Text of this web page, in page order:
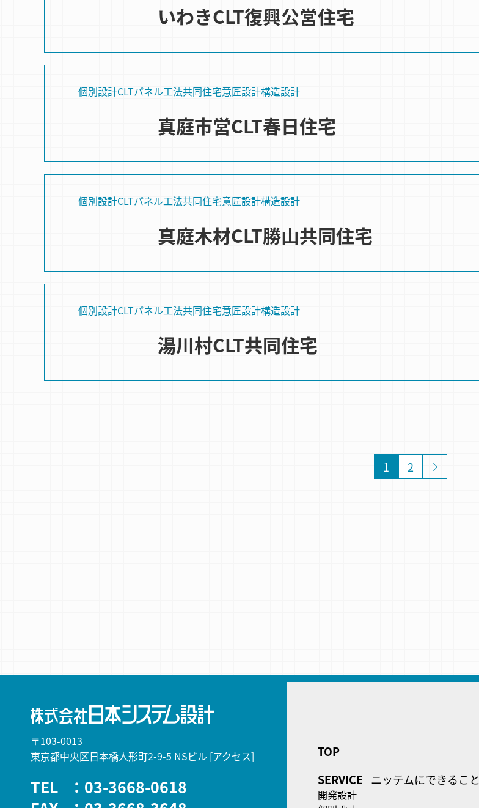
いわきCLT復興公営住宅
個別設計CLTパネル⼯法共同住宅意匠設計構造設計
真庭市営CLT春日住宅
個別設計CLTパネル⼯法共同住宅意匠設計構造設計
真庭木材CLT勝山共同住宅
個別設計CLTパネル⼯法共同住宅意匠設計構造設計
湯川村CLT共同住宅
1 2
〒103-0013
東京都中央区日本橋人形町2-9-5 NSビル [アクセス]
TEL
：03-3668-0618
TOP
SERVICE ニッテムにできること
開発設計